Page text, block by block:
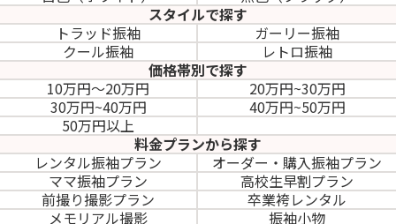
スタイルで探す
トラッド振袖
ガーリー振袖
クール振袖
レトロ振袖
価格帯別で探す
10万円～20万円
20万円~30万円
30万円~40万円
40万円~50万円
50万円以上
料金プランから探す
レンタル振袖プラン
オーダー・購入振袖プラン
ママ振袖プラン
高校生早割プラン
前撮り撮影プラン
卒業袴レンタル
メモリアル撮影
振袖小物